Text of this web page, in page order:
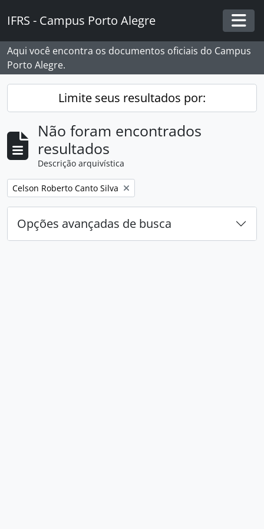
IFRS - Campus Porto Alegre
Aqui você encontra os documentos oficiais do Campus
Porto Alegre.
Limite seus resultados por:
Não foram encontrados
resultados
Descrição arquivística
Remover filtro:
Celson Roberto Canto Silva
Opções avançadas de busca